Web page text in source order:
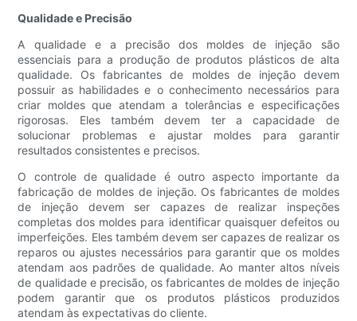
Qualidade e Precisão
A qualidade e a precisão dos moldes de injeção são
essenciais para a produção de produtos plásticos de alta
qualidade. Os fabricantes de moldes de injeção devem
possuir as habilidades e o conhecimento necessários para
criar moldes que atendam a tolerâncias e especificações
rigorosas. Eles também devem ter a capacidade de
solucionar problemas e ajustar moldes para garantir
resultados consistentes e precisos.
O controle de qualidade é outro aspecto importante da
fabricação de moldes de injeção. Os fabricantes de moldes
de injeção devem ser capazes de realizar inspeções
completas dos moldes para identificar quaisquer defeitos ou
imperfeições. Eles também devem ser capazes de realizar os
reparos ou ajustes necessários para garantir que os moldes
atendam aos padrões de qualidade. Ao manter altos níveis
de qualidade e precisão, os fabricantes de moldes de injeção
podem garantir que os produtos plásticos produzidos
atendam às expectativas do cliente.